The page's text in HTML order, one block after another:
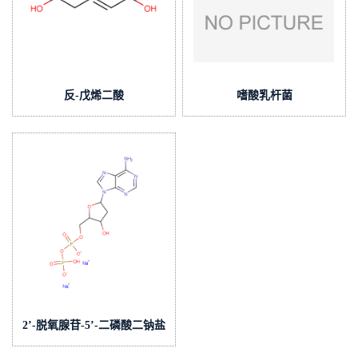
反-戊烯二酸 嗜酸乳杆菌
2’-脱氧腺苷-5’-二磷酸二钠盐